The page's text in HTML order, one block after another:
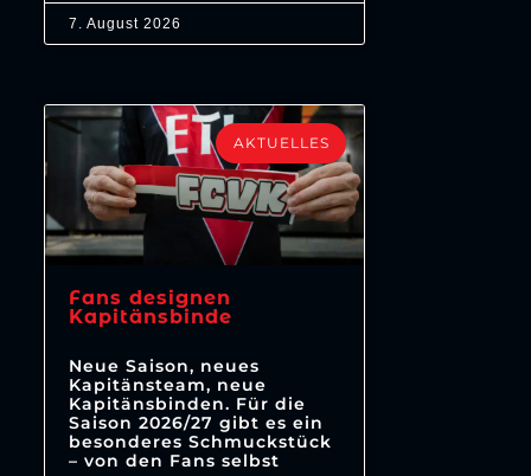
7. August 2026
AKTUELLES
Fans designen
Kapitänsbinde
Neue Saison, neues
Kapitänsteam, neue
Kapitänsbinden. Für die
Saison 2026/27 gibt es ein
besonderes Schmuckstück
– von den Fans selbst